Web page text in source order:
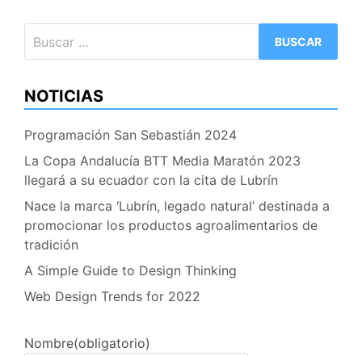
NOTICIAS
Programación San Sebastián 2024
La Copa Andalucía BTT Media Maratón 2023
llegará a su ecuador con la cita de Lubrín
Nace la marca ‘Lubrín, legado natural’ destinada a
promocionar los productos agroalimentarios de
tradición
A Simple Guide to Design Thinking
Web Design Trends for 2022
Nombre(obligatorio)